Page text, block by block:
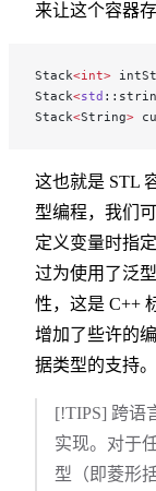
来让这个容器
Stack<int>
Stack<std
Stack<String>
这也就是 STL
型编程，我们
定义变量时指
过为使用了泛
性，这是 C++
增加了些许的
据类型的支持。
[!TIPS] 跨语
实现。对于
型（即菱形